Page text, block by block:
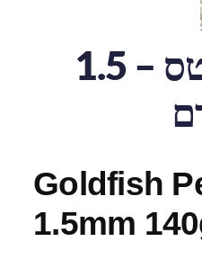
גולדפיש פלטס – 1.5
Goldfish
1.5mm